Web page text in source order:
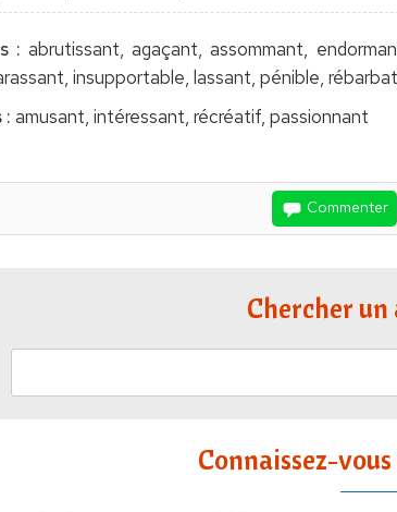
: abrutissant, agaçant, assommant,
insupportable, lassant, pénible,
: amusant, intéressant, récréatif, passionnant
Commenter
Chercher
Connaissez-